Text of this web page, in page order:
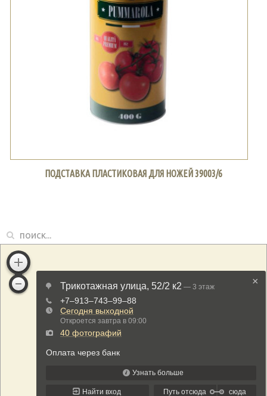
ПОДСТАВКА ПЛАСТИКОВАЯ ДЛЯ НОЖЕЙ 39003/6